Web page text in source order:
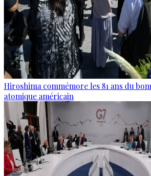
Hiroshima commémore les 81 ans du
atomique américain